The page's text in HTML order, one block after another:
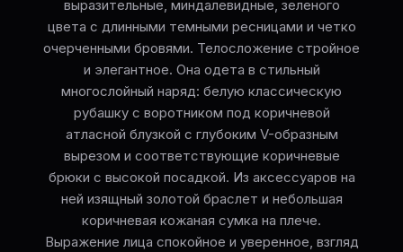
выразительные, миндалевидные, зеленого
цвета с длинными темными ресницами и четко
очерченными бровями. Телосложение стройное
и элегантное. Она одета в стильный
многослойный наряд: белую классическую
рубашку с воротником под коричневой
атласной блузкой с глубоким V-образным
вырезом и соответствующие коричневые
брюки с высокой посадкой. Из аксессуаров на
ней изящный золотой браслет и небольшая
коричневая кожаная сумка на плече.
Выражение лица спокойное и уверенное, взгляд